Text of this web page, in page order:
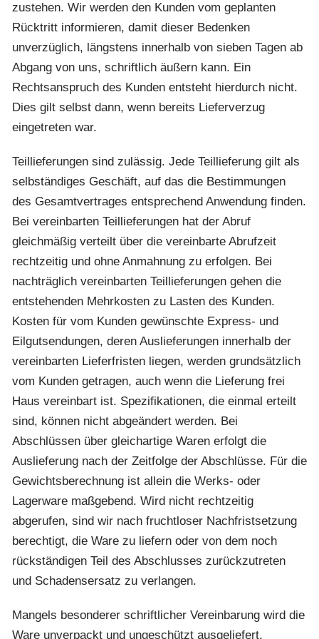
zustehen. Wir werden den Kunden vom geplanten
Rücktritt informieren, damit dieser Bedenken
unverzüglich, längstens innerhalb von sieben Tagen ab
Abgang von uns, schriftlich äußern kann. Ein
Rechtsanspruch des Kunden entsteht hierdurch nicht.
Dies gilt selbst dann, wenn bereits Lieferverzug
eingetreten war.
Teillieferungen sind zulässig. Jede Teillieferung gilt als
selbständiges Geschäft, auf das die Bestimmungen
des Gesamtvertrages entsprechend Anwendung finden.
Bei vereinbarten Teillieferungen hat der Abruf
gleichmäßig verteilt über die vereinbarte Abrufzeit
rechtzeitig und ohne Anmahnung zu erfolgen. Bei
nachträglich vereinbarten Teillieferungen gehen die
entstehenden Mehrkosten zu Lasten des Kunden.
Kosten für vom Kunden gewünschte Express- und
Eilgutsendungen, deren Auslieferungen innerhalb der
vereinbarten Lieferfristen liegen, werden grundsätzlich
vom Kunden getragen, auch wenn die Lieferung frei
Haus vereinbart ist. Spezifikationen, die einmal erteilt
sind, können nicht abgeändert werden. Bei
Abschlüssen über gleichartige Waren erfolgt die
Auslieferung nach der Zeitfolge der Abschlüsse. Für die
Gewichtsberechnung ist allein die Werks- oder
Lagerware maßgebend. Wird nicht rechtzeitig
abgerufen, sind wir nach fruchtloser Nachfristsetzung
berechtigt, die Ware zu liefern oder von dem noch
rückständigen Teil des Abschlusses zurückzutreten
und Schadensersatz zu verlangen.
Mangels besonderer schriftlicher Vereinbarung wird die
Ware unverpackt und ungeschützt ausgeliefert.